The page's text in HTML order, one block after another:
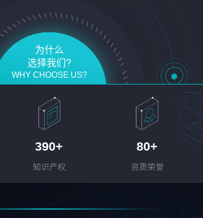
为什么
选择我们?
WHY CHOOSE US?
390+
知识产权
80+
资质荣誉